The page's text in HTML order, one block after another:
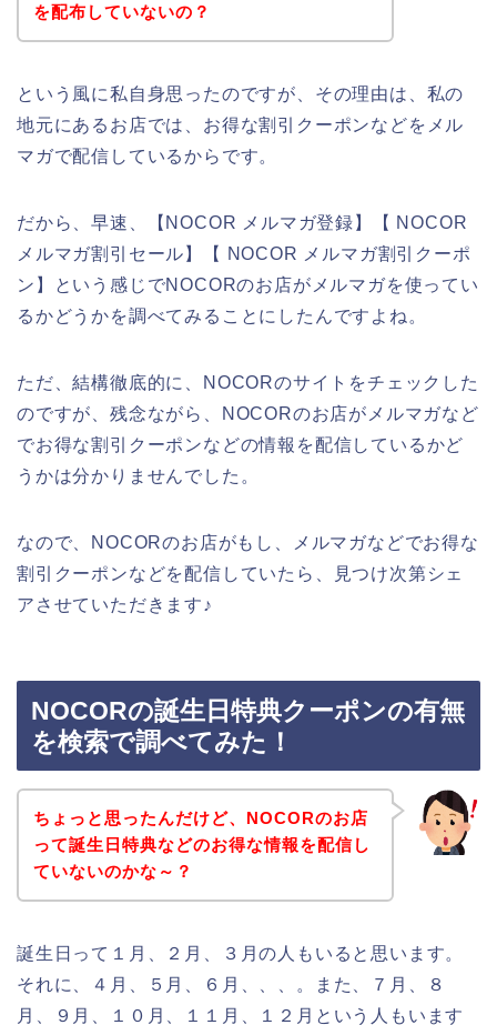
を配布していないの？
という風に私自身思ったのですが、その理由は、私の
地元にあるお店では、お得な割引クーポンなどをメル
マガで配信しているからです。
だから、早速、【NOCOR メルマガ登録】【 NOCOR
メルマガ割引セール】【 NOCOR メルマガ割引クーポ
ン】という感じでNOCORのお店がメルマガを使ってい
るかどうかを調べてみることにしたんですよね。
ただ、結構徹底的に、NOCORのサイトをチェックした
のですが、残念ながら、NOCORのお店がメルマガなど
でお得な割引クーポンなどの情報を配信しているかど
うかは分かりませんでした。
なので、NOCORのお店がもし、メルマガなどでお得な
割引クーポンなどを配信していたら、見つけ次第シェ
アさせていただきます♪
NOCORの誕生日特典クーポンの有無
を検索で調べてみた！
ちょっと思ったんだけど、NOCORのお店
って誕生日特典などのお得な情報を配信し
ていないのかな～？
誕生日って１月、２月、３月の人もいると思います。
それに、４月、５月、６月、、、。また、７月、８
月、９月、１０月、１１月、１２月という人もいます